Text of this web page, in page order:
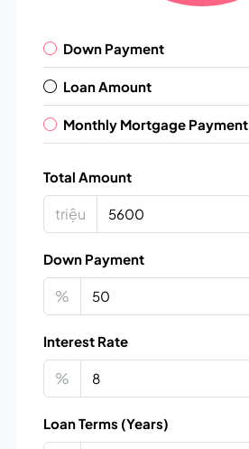
Down Payment
Loan Amount
Monthly Mortgage Payment
Total Amount
triệu
Down Payment
%
Interest Rate
%
Loan Terms (Years)